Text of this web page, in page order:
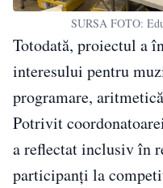
SURSA FOTO:
Totodată, proiectul a
interesului pentru
programare,
Potrivit
a reflectat inclusiv în
participanți la